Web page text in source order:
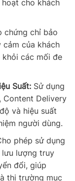
cho khách
chứng chỉ bảo
cảm của khách
các mối đe
Suất:Sử dụng
Content Delivery
và hiệu suất
người dùng.
phép sử dụng
lượng truy
đổi, giúp
thị trường mục